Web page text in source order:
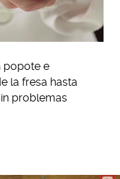
popote e
la fresa hasta
problemas